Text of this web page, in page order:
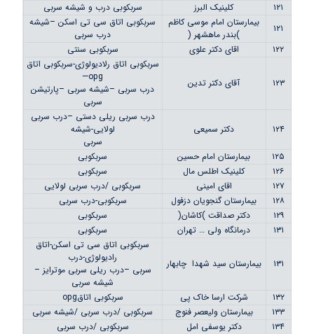
۱۲۱
کلینیک البرز
سربکوبی درب و شیشه سربی
۱۲۱
بیمارستان امام موسی کاظم
)بندر ماهشهر (
سربکوبی اتاق سی تی اسکن –شیشه
درب سربی
۱۲۲
اقای دکتر علوی سربکوبی سنتی
۱۲۳ آقای دکتر تدین
سربکوبی اتاق رلادیولوژی-سربکوبی اتاق
opg—
درب سربی –شیشه سربی –پارتیشن
سربی
۱۲۴ دکتر سمیعی
درب سربی ریلی دستی –درب سربی
لولایی-شیشه
سربی
۱۲۵
بیمارستان امام حسین
سربکوبی
۱۲۶
کلینیک اطلس مال
سربکوبی
۱۲۷
اقای امینی
سربکوبی /درب سربی لولایی
۱۲۸
بیمارستان گنجویان دزفول
سربکوبی-درب سربی
۱۲۹
دکتر صداقت )کاشان(
سربکوبی
۱۳۱
درمانگاه ولی … تهران سربکوبی
۱۳۱ بیمارستان سید شهدا چابهار
سربکوبی اتاق سی تی اسکن-اتاق
رادیولوژی-درب
سربی –درب ریلی سربی موترایز –
شیشه سربی
۱۳۲
شرکت ارسا خاک پی
سربکوبی اتاقopg
۱۳۳
بیمارستان ولیعصر فنوج
سربکوبی /درب سربی /شیشه سربی
۱۳۴
دکتر یوسفی امل
سربکوبی /درب سربی